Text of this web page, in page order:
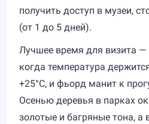
получить доступ в музеи,
(от 1 до 5 дней).
Лучшее время для визита —
когда температура
+25°C, и фьорд манит к
Осенью деревья в парках
золотые и багряные тона, а